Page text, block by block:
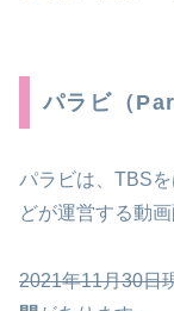
パラビ（
パラビは、TBS
どが運営する動
2021年11月30日